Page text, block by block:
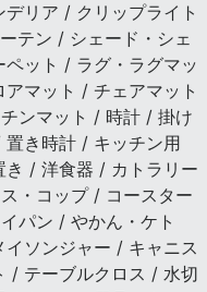
リア / クリップライト
テン / シェード・シェ
ット / ラグ・ラグマッ
マット / チェアマット
ンマット / 時計 / 掛け
き時計 / キッチン用
/ 洋食器 / カトラリー
・コップ / コースター
パン / やかん・ケト
ソンジャー / キャニス
/ テーブルクロス / 水切